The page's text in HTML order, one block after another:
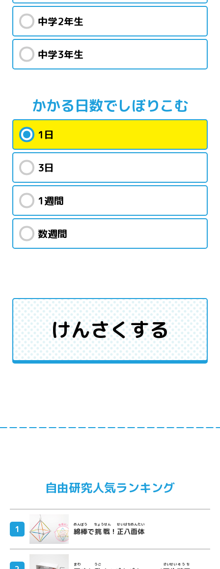
中学2年生
中学3年生
かかる日数でしぼりこむ
1日
3日
1週間
数週間
自由研究人気ランキング
綿棒
めんぼう
で挑戦
ちょうせん
！ 正八面体
せいはちめんたい
まわ うご さいせい そうち